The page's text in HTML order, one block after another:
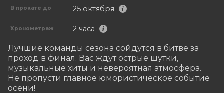
В прокате до 25 октября
Хронометраж 2 часа
Лучшие команды сезона сойдутся в битве за
проход в финал. Вас ждут острые шутки,
музыкальные хиты и невероятная атмосфера.
Не пропусти главное юмористическое событие
осени!